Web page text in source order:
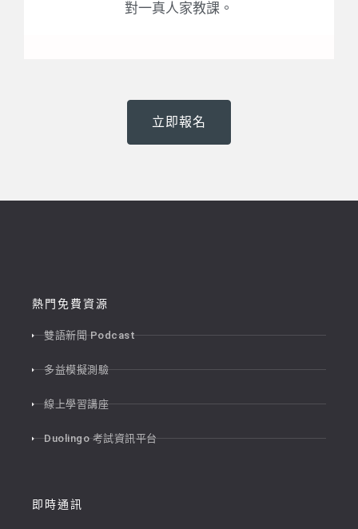
對一真人家教課。
立即報名
熱門免費資源
雙語新聞 Podcast
多益模擬測驗
線上學習講座
Duolingo 考試資訊平台
即時通訊